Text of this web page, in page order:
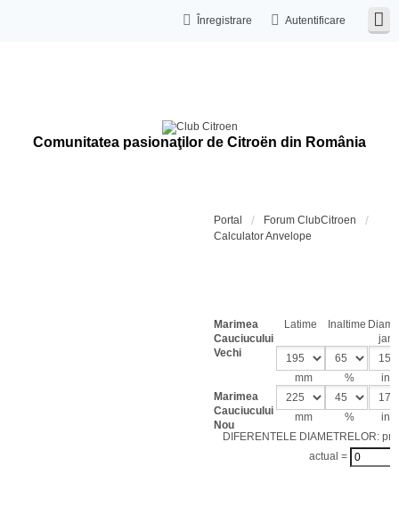
Autentificare
Înregistrare
Comunitatea pasionaţilor de Citroën din România
Portal
Forum ClubCitroen
Calculator Anvelope
Marimea
Cauciucului
Vechi
Latime Inaltime
mm %
Marimea
Cauciucului
Nou
mm %
DIFERENTELE DIAMETRELOR:
actual =